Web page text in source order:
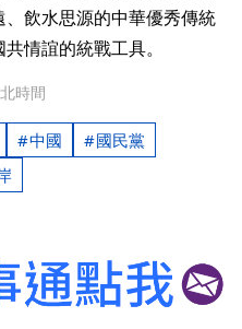
飲水思源的中華優秀傳統
情誼的統戰工具。
時間
中國
國民黨